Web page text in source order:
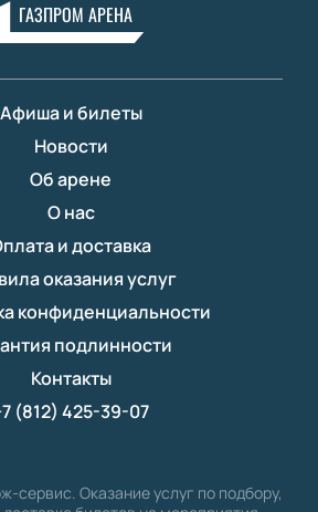
ГАЗПРОМ АРЕНА
Афиша и билеты
Новости
Об арене
О нас
и доставка
оказания услуг
конфиденциальности
подлинности
Контакты
(812) 425-39-07
сервис. Оказание услуг по подбору,